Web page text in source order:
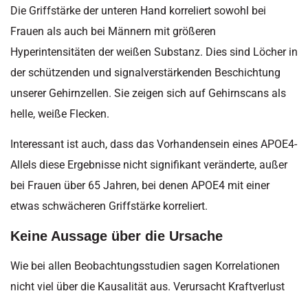
Die Griffstärke der unteren Hand korreliert sowohl bei
Frauen als auch bei Männern mit größeren
Hyperintensitäten der weißen Substanz. Dies sind Löcher in
der schützenden und signalverstärkenden Beschichtung
unserer Gehirnzellen. Sie zeigen sich auf Gehirnscans als
helle, weiße Flecken.
Interessant ist auch, dass das Vorhandensein eines APOE4-
Allels diese Ergebnisse nicht signifikant veränderte, außer
bei Frauen über 65 Jahren, bei denen APOE4 mit einer
etwas schwächeren Griffstärke korreliert.
Keine Aussage über die Ursache
Wie bei allen Beobachtungsstudien sagen Korrelationen
nicht viel über die Kausalität aus. Verursacht Kraftverlust